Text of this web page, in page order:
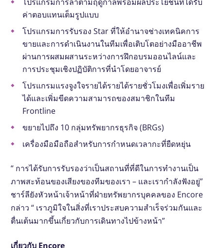
ค่าตอบแทนเต็มรูปแบบ
โปรแกรมการรับรอง Star ที่ให้อำนาจช่างเทคนิคการ
ขายและการดำเนินงานในทีมเพื่อเติบโตอย่างมืออาชีพ
ผ่านการผสมผสานระหว่างการฝึกอบรมออนไลน์และ
การประชุมเชิงปฏิบัติการที่นำโดยอาจารย์
โปรแกรมแรงจูงใจรายได้รายได้รายชั่วโมงเพื่อเพิ่มราย
ได้และเพิ่มขีดความสามารถของสมาชิกในทีม
Frontline
ขยายไปถึง 10 กลุ่มทรัพยากรธุรกิจ (BRGs)
เครื่องมือมือถือสำหรับการกำหนดเวลากะที่ยืดหยุ่น
“ การได้รับการรับรองว่าเป็นสถานที่ที่ดีในการทำงานเป็น
ภาพสะท้อนของเสียงของทีมของเรา – และเรากำลังฟังอยู่”
ชาร์ลียังหัวหน้าเจ้าหน้าที่ฝ่ายทรัพยากรบุคคลของ Encore
กล่าว “ เราภูมิใจในสิ่งที่เราประสบความสำเร็จร่วมกันและ
ตื่นเต้นมากขึ้นเกี่ยวกับการเดินทางไปข้างหน้า”
เกี่ยวกับ Encore